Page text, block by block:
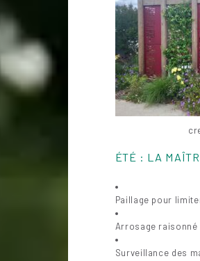
ÉTÉ : LA
Paillage pour
Arrosage raisonné
Surveillance des